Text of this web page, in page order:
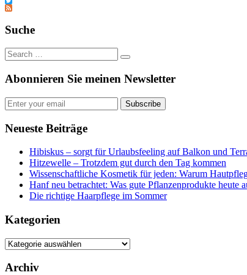
Twitter
Feed
Suche
Abonnieren Sie meinen Newsletter
Subscribe
Neueste Beiträge
Hibiskus – sorgt für Urlaubsfeeling auf Balkon und
Hitzewelle – Trotzdem gut durch den Tag kommen
Wissenschaftliche Kosmetik für jeden: Warum
Hanf neu betrachtet: Was gute Pflanzenprodukte heute
Die richtige Haarpflege im Sommer
Kategorien
Kategorien
Archiv